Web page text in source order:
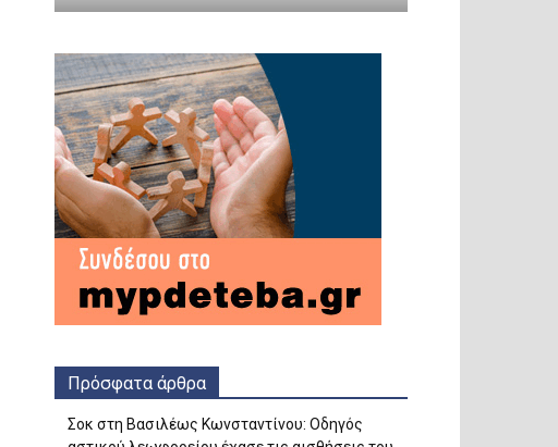
Πρόσφατα άρθρα
Σοκ στη Βασιλέως Κωνσταντίνου: Οδηγός